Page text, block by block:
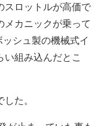
スロットルが高価で
メカニックが乗って
シュ製の機械式イ
い組み込んだとこ
た。